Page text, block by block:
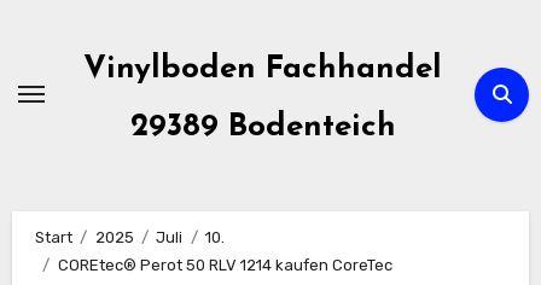
springen
Vinylboden Fachhandel
29389 Bodenteich
Start 2025 Juli
10.
COREtec® Perot 50 RLV 1214 kaufen CoreTec